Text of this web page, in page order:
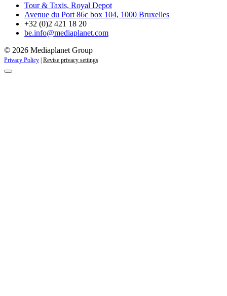
Tour & Taxis, Royal Depot
Avenue du Port 86c box 104, 1000 Bruxelles
+32 (0)2 421 18 20
be.info@mediaplanet.com
© 2026 Mediaplanet Group
Privacy Policy | Revise privacy settings